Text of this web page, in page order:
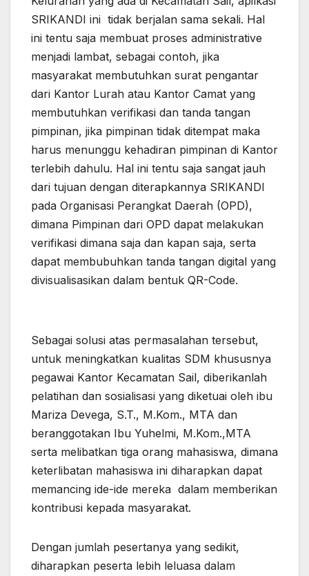
SRIKANDI ini tidak berjalan sama sekali. Hal
ini tentu saja membuat proses administrative
menjadi lambat, sebagai contoh, jika
masyarakat membutuhkan surat pengantar
dari Kantor Lurah atau Kantor Camat yang
membutuhkan verifikasi dan tanda tangan
pimpinan, jika pimpinan tidak ditempat maka
harus menunggu kehadiran pimpinan di Kantor
terlebih dahulu. Hal ini tentu saja sangat jauh
dari tujuan dengan diterapkannya SRIKANDI
pada Organisasi Perangkat Daerah (OPD),
dimana Pimpinan dari OPD dapat melakukan
verifikasi dimana saja dan kapan saja, serta
dapat membubuhkan tanda tangan digital yang
divisualisasikan dalam bentuk QR-Code.
Sebagai solusi atas permasalahan tersebut,
untuk meningkatkan kualitas SDM khususnya
pegawai Kantor Kecamatan Sail, diberikanlah
pelatihan dan sosialisasi yang diketuai oleh ibu
Mariza Devega, S.T., M.Kom., MTA dan
beranggotakan Ibu Yuhelmi, M.Kom.,MTA
serta melibatkan tiga orang mahasiswa, dimana
keterlibatan mahasiswa ini diharapkan dapat
memancing ide-ide mereka dalam memberikan
kontribusi kepada masyarakat.
Dengan jumlah pesertanya yang sedikit,
diharapkan peserta lebih leluasa dalam